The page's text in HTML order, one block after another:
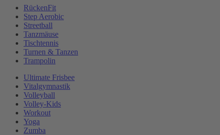
RückenFit
Step Aerobic
Streetball
Tanzmäuse
Tischtennis
Turnen & Tanzen
Trampolin
Ultimate Frisbee
Vitalgymnastik
Volleyball
Volley-Kids
Workout
Yoga
Zumba